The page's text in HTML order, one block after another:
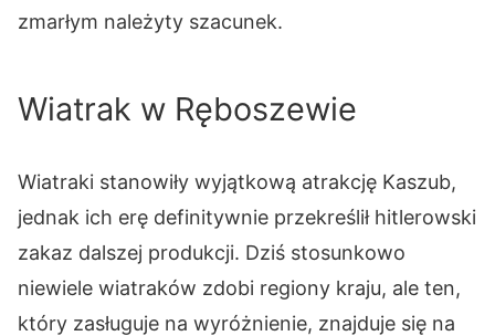
zmarłym należyty szacunek.
Wiatrak w Ręboszewie
Wiatraki stanowiły wyjątkową atrakcję Kaszub,
jednak ich erę definitywnie przekreślił hitlerowski
zakaz dalszej produkcji. Dziś stosunkowo
niewiele wiatraków zdobi regiony kraju, ale ten,
który zasługuje na wyróżnienie, znajduje się na